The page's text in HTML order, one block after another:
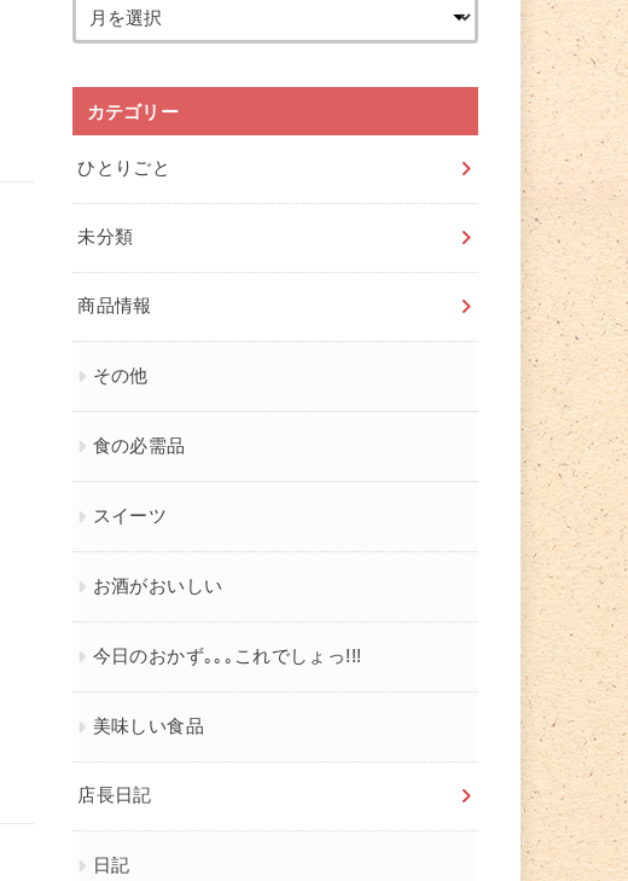
カテゴリー
ひとりごと
未分類
商品情報
その他
食の必需品
スイーツ
お酒がおいしい
今日のおかず｡｡｡これでしょっ!!!
美味しい食品
店長日記
日記